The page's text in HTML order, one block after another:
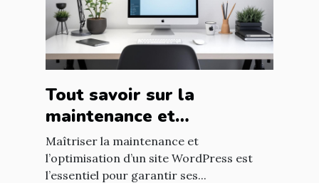
Tout savoir sur la
maintenance et
l'optimisation de sites
WordPress
Maîtriser la maintenance et
l’optimisation d’un site WordPress est
l’essentiel pour garantir ses...